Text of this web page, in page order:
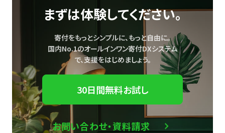
まずは体験してください。
寄付をもっとシンプルに、もっと自由に。
国内No.1のオールインワン寄付DXシステム
で、支援をはじめましょう。
30日間無料お試し
お問い合わせ・資料請求